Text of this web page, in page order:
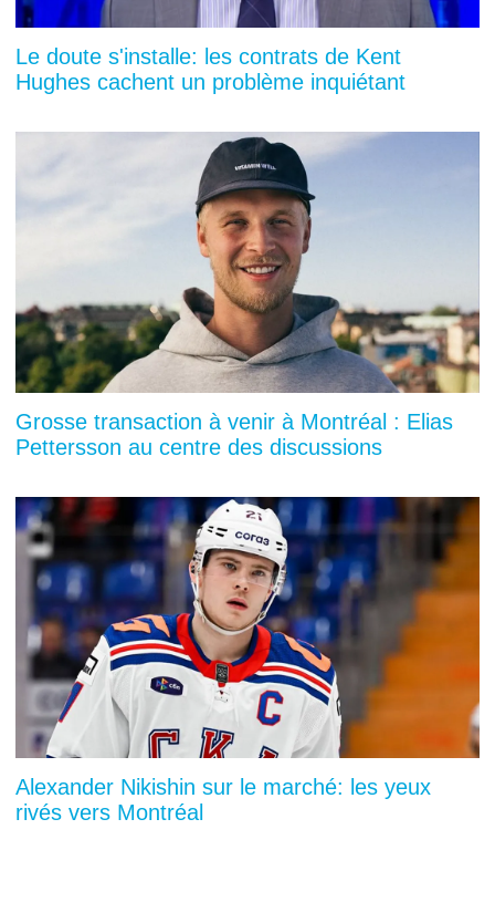
Le doute s'installe: les contrats de Kent
Hughes cachent un problème inquiétant
Grosse transaction à venir à Montréal : Elias
Pettersson au centre des discussions
Alexander Nikishin sur le marché: les yeux
rivés vers Montréal